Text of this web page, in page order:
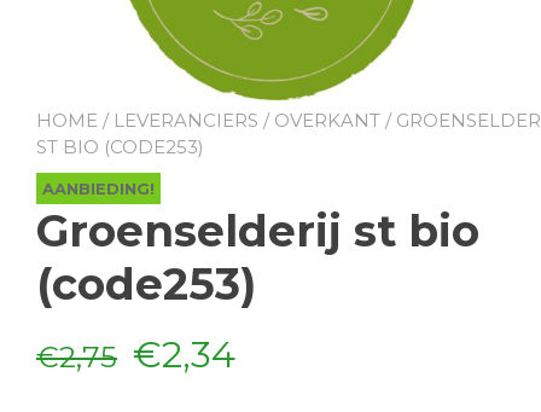
HOME / LEVERANCIERS / OVERKANT /
ST BIO (CODE253)
AANBIEDING!
Groenselderij st bio
(code253)
€2,75 Oorspronkelijke
€2,34Huidige